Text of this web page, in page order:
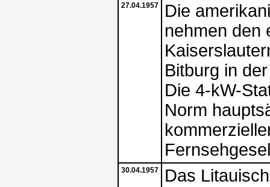
27.04.1957
Die
nehmen den
Bitburg in
Die 4-kW-
Norm
30.04.1957 Das